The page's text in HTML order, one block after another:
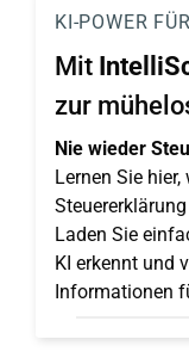
KI-POWER
Mit
zur
Nie wieder
Lernen Sie
Laden Sie
KI erkennt und
Informationen